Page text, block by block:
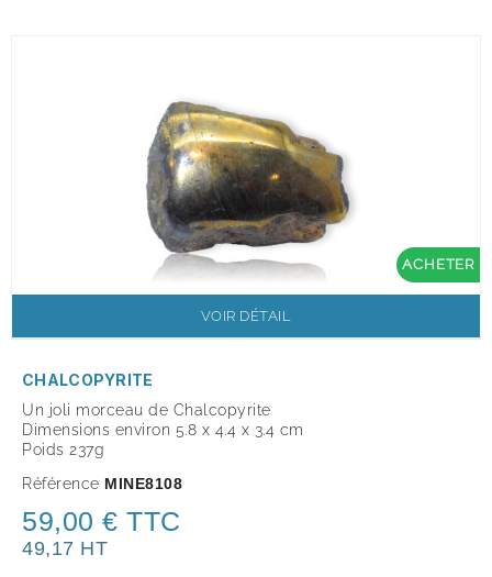
ACHETER
VOIR DÉTAIL
CHALCOPYRITE
Un joli morceau de Chalcopyrite
Dimensions environ 5.8 x 4.4 x 3.4 cm
Poids 237g
Référence MINE8108
59,00 € TTC
49,17 HT